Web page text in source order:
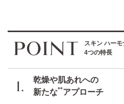
スキン ハー
4つの特長
乾燥や肌あれへの
新たな**アプローチ